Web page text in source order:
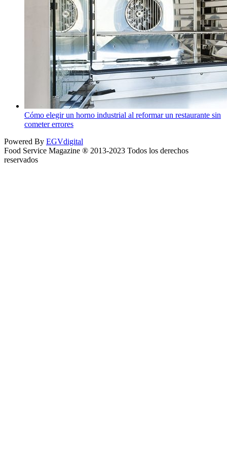
Cómo elegir un horno industrial al reformar un restaurante sin
cometer errores
Powered By EGVdigital
Food Service Magazine ® 2013-2023 Todos los derechos
reservados